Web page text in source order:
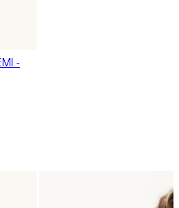
-